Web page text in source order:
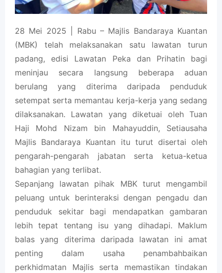
28 Mei 2025 | Rabu – Majlis Bandaraya Kuantan
(MBK) telah melaksanakan satu lawatan turun
padang, edisi Lawatan Peka dan Prihatin bagi
meninjau secara langsung beberapa aduan
berulang yang diterima daripada penduduk
setempat serta memantau kerja-kerja yang sedang
dilaksanakan. Lawatan yang diketuai oleh Tuan
Haji Mohd Nizam bin Mahayuddin, Setiausaha
Majlis Bandaraya Kuantan itu turut disertai oleh
pengarah-pengarah jabatan serta ketua-ketua
bahagian yang terlibat.
Sepanjang lawatan pihak MBK turut mengambil
peluang untuk berinteraksi dengan pengadu dan
penduduk sekitar bagi mendapatkan gambaran
lebih tepat tentang isu yang dihadapi. Maklum
balas yang diterima daripada lawatan ini amat
penting dalam usaha penambahbaikan
perkhidmatan Majlis serta memastikan tindakan